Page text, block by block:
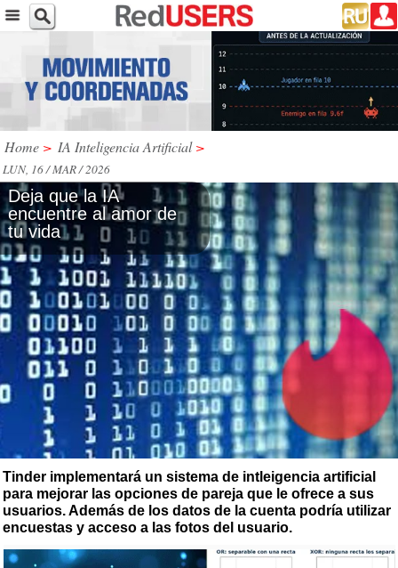
Home > IA Inteligencia Artificial >
LUN, 16 / MAR / 2026
Deja que la IA
encuentre al amor de
tu vida
Tinder implementará un sistema de intleigencia artificial
para mejorar las opciones de pareja que le ofrece a sus
usuarios. Además de los datos de la cuenta podría utilizar
encuestas y acceso a las fotos del usuario.